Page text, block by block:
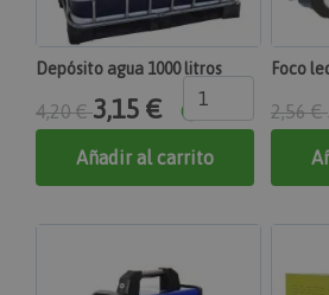
Depósito agua 1000 litros
4,20 € 3,15 €
Añadir al carrito
Foco
2,56 €
Cookies de
Cookies de
Las cookies estrictamente
de sesión de usuario y la gestión de
www.maquinasonline.com